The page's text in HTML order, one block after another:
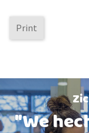
Print
"We